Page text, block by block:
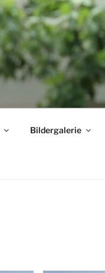
Bildergalerie